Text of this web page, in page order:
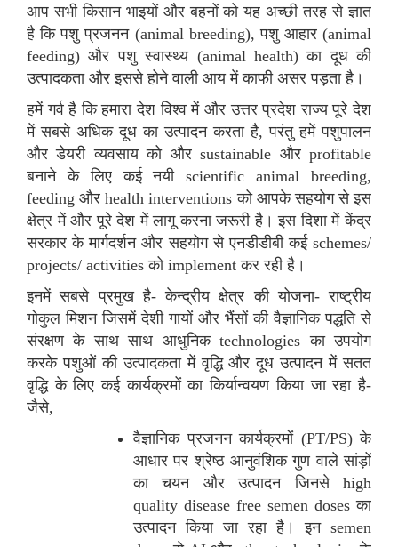
आप सभी किसान भाइयों और बहनों को यह अच्छी तरह से ज्ञात
है कि पशु प्रजनन (animal breeding), पशु आहार (animal
feeding) और पशु स्वास्थ्य (animal health) का दूध की
उत्पादकता और इससे होने वाली आय में काफी असर पड़ता है।
हमें गर्व है कि हमारा देश विश्व में और उत्तर प्रदेश राज्य पूरे देश
में सबसे अधिक दूध का उत्पादन करता है, परंतु हमें पशुपालन
और डेयरी व्यवसाय को और sustainable और profitable
बनाने के लिए कई नयी scientific animal breeding,
feeding और health interventions को आपके सहयोग से इस
क्षेत्र में और पूरे देश में लागू करना जरूरी है। इस दिशा में केंद्र
सरकार के मार्गदर्शन और सहयोग से एनडीडीबी कई schemes/
projects/ activities को implement कर रही है।
इनमें सबसे प्रमुख है- केन्द्रीय क्षेत्र की योजना- राष्ट्रीय
गोकुल मिशन जिसमें देशी गायों और भैंसों की वैज्ञानिक पद्धति से
संरक्षण के साथ साथ आधुनिक technologies का उपयोग
करके पशुओं की उत्पादकता में वृद्धि और दूध उत्पादन में सतत
वृद्धि के लिए कई कार्यक्रमों का किर्यान्वयण किया जा रहा है-
जैसे,
वैज्ञानिक प्रजनन कार्यक्रमों (PT/PS) के
आधार पर श्रेष्ठ आनुवंशिक गुण वाले सांड़ों
का चयन और उत्पादन जिनसे high
quality disease free semen doses का
उत्पादन किया जा रहा है। इन semen